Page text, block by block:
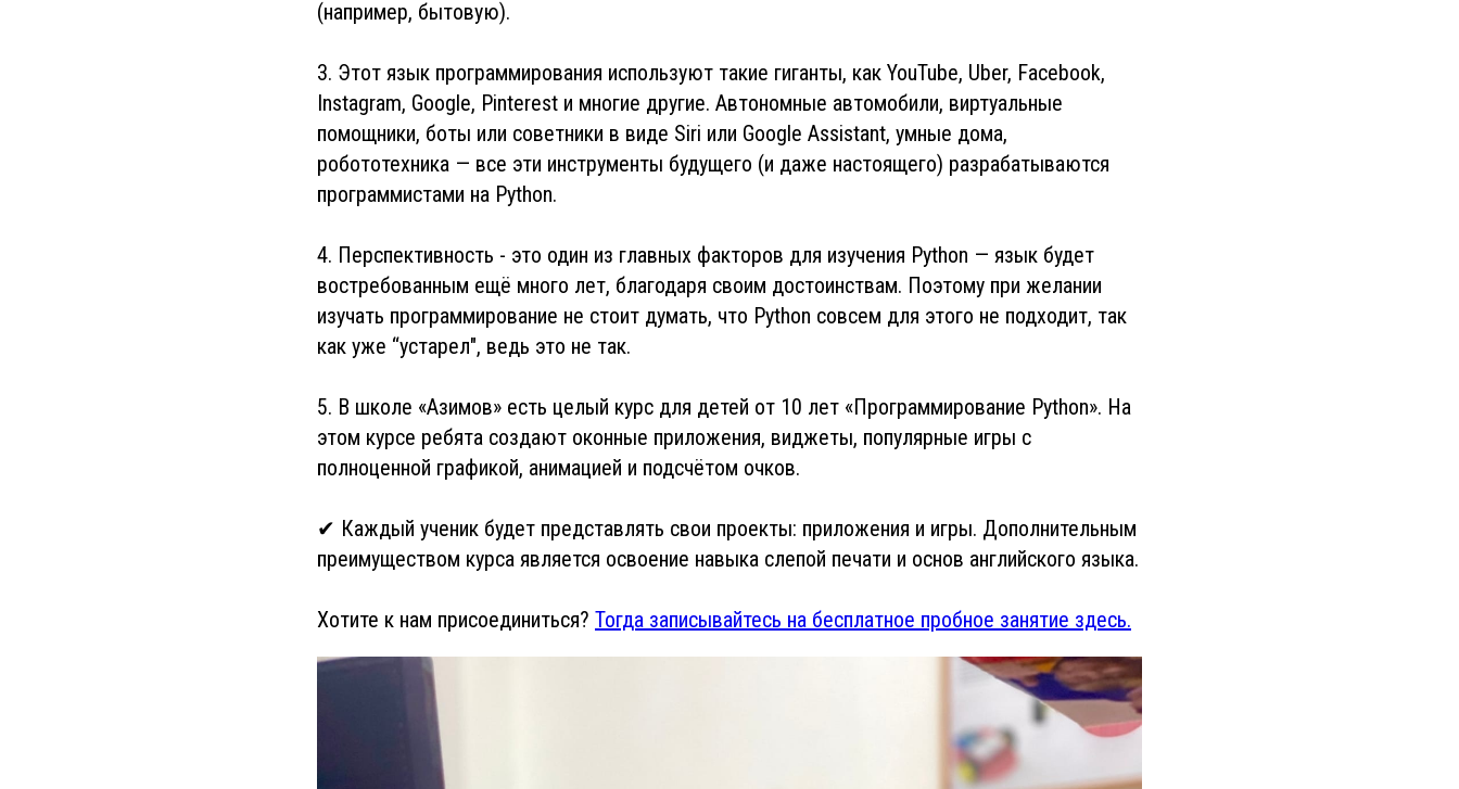
(например, бытовую).
3. Этот язык программирования используют такие гиганты, как YouTube, Uber, Facebook,
Instagram, Google, Pinterest и многие другие. Автономные автомобили, виртуальные
помощники, боты или советники в виде Siri или Google Assistant, умные дома,
робототехника — все эти инструменты будущего (и даже настоящего) разрабатываются
программистами на Python.
4. Перспективность - это один из главных факторов для изучения Python — язык будет
востребованным ещё много лет, благодаря своим достоинствам. Поэтому при желании
изучать программирование не стоит думать, что Python совсем для этого не подходит, так
как уже “устарел", ведь это не так.
5. В школе «Азимов» есть целый курс для детей от 10 лет «Программирование Python». На
этом курсе ребята создают оконные приложения, виджеты, популярные игры с
полноценной графикой, анимацией и подсчётом очков.
✔ Каждый ученик будет представлять свои проекты: приложения и игры. Дополнительным
преимуществом курса является освоение навыка слепой печати и основ английского языка.
Хотите к нам присоединиться? Тогда записывайтесь на бесплатное пробное занятие здесь.